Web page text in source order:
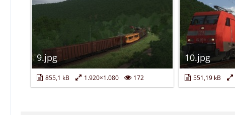
9.jpg
855,1 kB 1.920×1.080 172
10.jpg
551,19 kB